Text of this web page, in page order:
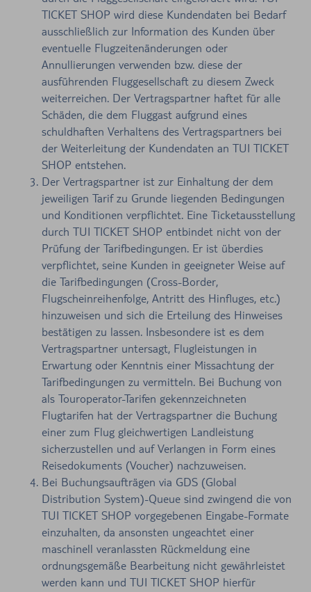
TICKET SHOP wird diese Kundendaten bei Bedarf
ausschließlich zur Information des Kunden über
eventuelle Flugzeitenänderungen oder
Annullierungen verwenden bzw. diese der
ausführenden Fluggesellschaft zu diesem Zweck
weiterreichen. Der Vertragspartner haftet für alle
Schäden, die dem Fluggast aufgrund eines
schuldhaften Verhaltens des Vertragspartners bei
der Weiterleitung der Kundendaten an TUI TICKET
SHOP entstehen.
Der Vertragspartner ist zur Einhaltung der dem
jeweiligen Tarif zu Grunde liegenden Bedingungen
und Konditionen verpflichtet. Eine Ticketausstellung
durch TUI TICKET SHOP entbindet nicht von der
Prüfung der Tarifbedingungen. Er ist überdies
verpflichtet, seine Kunden in geeigneter Weise auf
die Tarifbedingungen (Cross-Border,
Flugscheinreihenfolge, Antritt des Hinfluges, etc.)
hinzuweisen und sich die Erteilung des Hinweises
bestätigen zu lassen. Insbesondere ist es dem
Vertragspartner untersagt, Flugleistungen in
Erwartung oder Kenntnis einer Missachtung der
Tarifbedingungen zu vermitteln. Bei Buchung von
als Touroperator-Tarifen gekennzeichneten
Flugtarifen hat der Vertragspartner die Buchung
einer zum Flug gleichwertigen Landleistung
sicherzustellen und auf Verlangen in Form eines
Reisedokuments (Voucher) nachzuweisen.
Bei Buchungsaufträgen via GDS (Global
Distribution System)-Queue sind zwingend die von
TUI TICKET SHOP vorgegebenen Eingabe-Formate
einzuhalten, da ansonsten ungeachtet einer
maschinell veranlassten Rückmeldung eine
ordnungsgemäße Bearbeitung nicht gewährleistet
werden kann und TUI TICKET SHOP hierfür